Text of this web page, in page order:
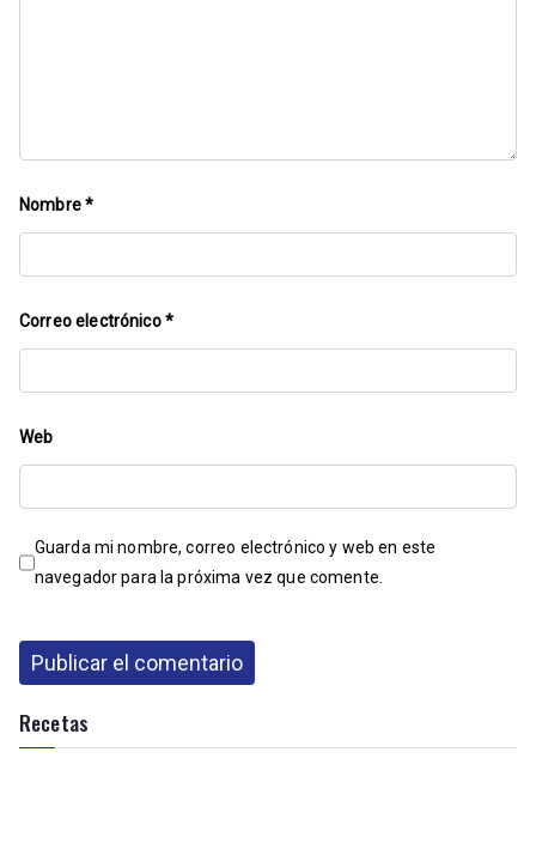
Nombre*
Correo electrónico*
Web
Guarda mi nombre, correo electrónico y web en este
navegador para la próxima vez que comente.
Recetas